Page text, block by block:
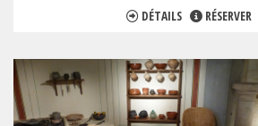
DÉTAILS RÉSERVER